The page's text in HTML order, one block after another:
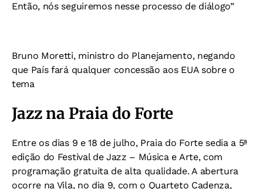
Então, nós seguiremos nesse processo de diálogo”
Bruno Moretti, ministro do Planejamento, negando
que País fará qualquer concessão aos EUA sobre o
tema
Jazz na Praia do Forte
Entre os dias 9 e 18 de julho, Praia do Forte sedia a 5ª
edição do Festival de Jazz – Música e Arte, com
programação gratuita de alta qualidade. A abertura
ocorre na Vila, no dia 9, com o Quarteto Cadenza,